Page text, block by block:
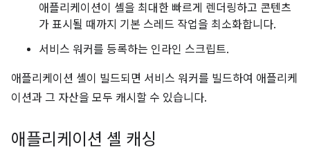
애플리케이션이 셸을 최대한 빠르게 렌더링하고 콘텐츠
가 표시될 때까지 기본 스레드 작업을 최소화합니다.
서비스 워커를 등록하는 인라인 스크립트.
애플리케이션 셸이 빌드되면 서비스 워커를 빌드하여 애플리케
이션과 그 자산을 모두 캐시할 수 있습니다.
애플리케이션 셸 캐싱